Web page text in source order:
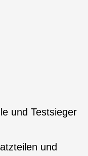
und Testsieger
und